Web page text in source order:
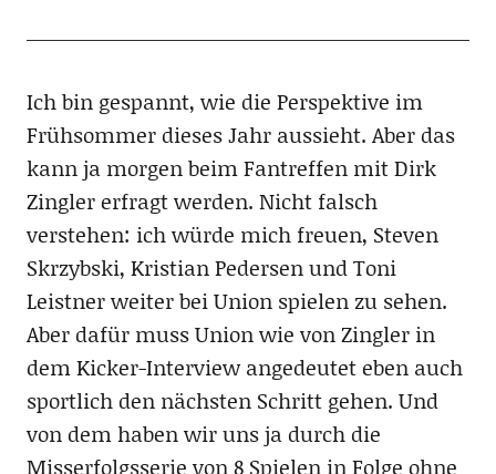
Ich bin gespannt, wie die Perspektive im
Frühsommer dieses Jahr aussieht. Aber das
kann ja morgen beim Fantreffen mit Dirk
Zingler erfragt werden. Nicht falsch
verstehen: ich würde mich freuen, Steven
Skrzybski, Kristian Pedersen und Toni
Leistner weiter bei Union spielen zu sehen.
Aber dafür muss Union wie von Zingler in
dem Kicker-Interview angedeutet eben auch
sportlich den nächsten Schritt gehen. Und
von dem haben wir uns ja durch die
Misserfolgsserie von 8 Spielen in Folge ohne